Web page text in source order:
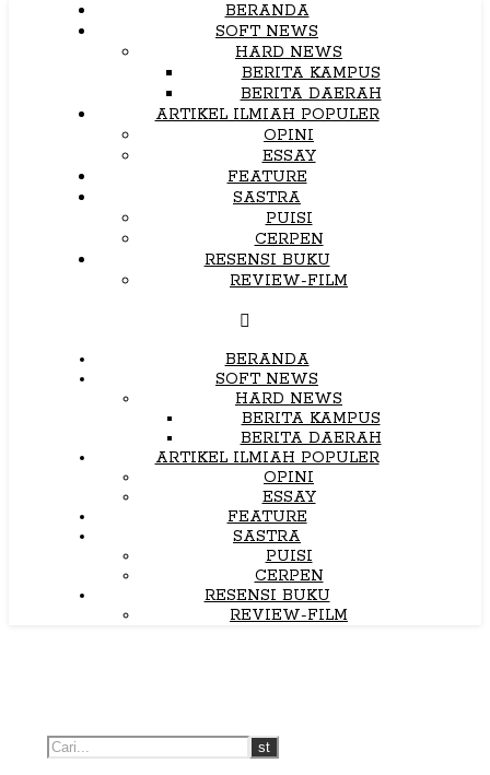
BERANDA
SOFT NEWS
HARD NEWS
BERITA KAMPUS
BERITA DAERAH
ARTIKEL ILMIAH POPULER
OPINI
ESSAY
FEATURE
SASTRA
PUISI
CERPEN
RESENSI BUKU
REVIEW-FILM
BERANDA
SOFT NEWS
HARD NEWS
BERITA KAMPUS
BERITA DAERAH
ARTIKEL ILMIAH POPULER
OPINI
ESSAY
FEATURE
SASTRA
PUISI
CERPEN
RESENSI BUKU
REVIEW-FILM